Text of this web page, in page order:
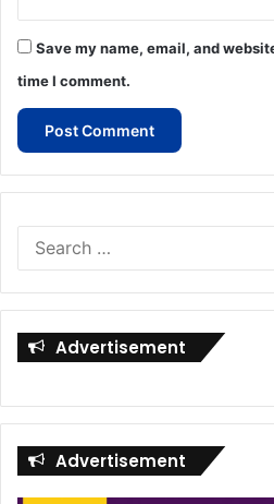
Save my name, email, and
time I comment.
Advertisement
Advertisement